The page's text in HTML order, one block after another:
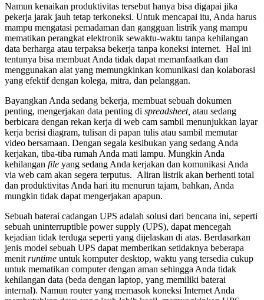
Namun kenaikan produktivitas tersebut hanya bisa digapai jika
pekerja jarak jauh tetap terkoneksi. Untuk mencapai itu, Anda harus
mampu mengatasi pemadaman dan gangguan listrik yang mampu
mematikan perangkat elektronik sewaktu-waktu tanpa kehilangan
data berharga atau terpaksa bekerja tanpa koneksi internet. Hal ini
tentunya bisa membuat Anda tidak dapat memanfaatkan dan
menggunakan alat yang memungkinkan komunikasi dan kolaborasi
yang efektif dengan kolega, mitra, dan pelanggan.
Bayangkan Anda sedang bekerja, membuat sebuah dokumen
penting, mengerjakan data penting di spreadsheet, atau sedang
berbicara dengan rekan kerja di web cam sambil menunjukkan layar
kerja berisi diagram, tulisan di papan tulis atau sambil memutar
video bersamaan. Dengan segala kesibukan yang sedang Anda
kerjakan, tiba-tiba rumah Anda mati lampu. Mungkin Anda
kehilangan file yang sedang Anda kerjakan dan komunikasi Anda
via web cam akan segera terputus. Aliran listrik akan berhenti total
dan produktivitas Anda hari itu menurun tajam, bahkan, Anda
mungkin tidak dapat mengerjakan apapun.
Sebuah baterai cadangan UPS adalah solusi dari bencana ini, seperti
sebuah uninterruptible power supply (UPS), dapat mencegah
kejadian tidak terduga seperti yang dijelaskan di atas. Berdasarkan
jenis model sebuah UPS dapat memberikan setidaknya beberapa
menit runtime untuk komputer desktop, waktu yang tersedia cukup
untuk mematikan computer dengan aman sehingga Anda tidak
kehilangan data (beda dengan laptop, yang memiliki baterai
internal). Namun router yang memasok koneksi Internet Anda